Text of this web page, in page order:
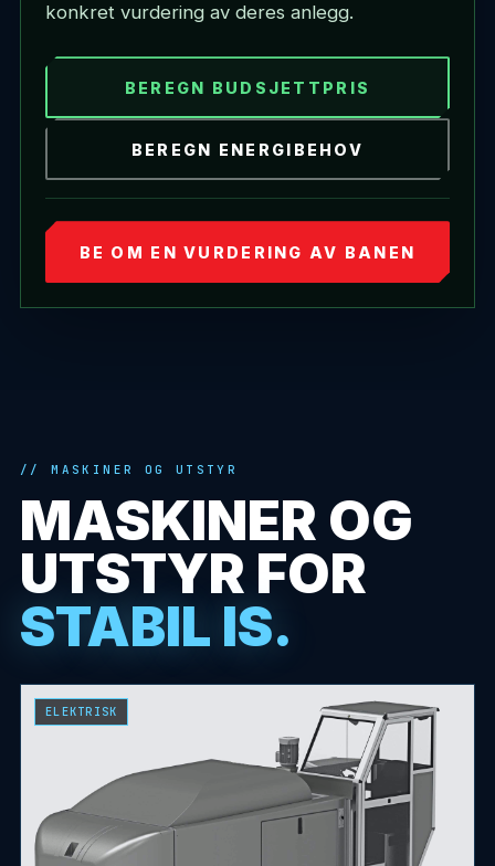
konkret vurdering av deres anlegg.
BEREGN BUDSJETTPRIS
BEREGN ENERGIBEHOV
BE OM EN VURDERING AV BANEN
MASKINER OG UTSTYR
MASKINER OG
UTSTYR FOR
STABIL IS.
ELEKTRISK